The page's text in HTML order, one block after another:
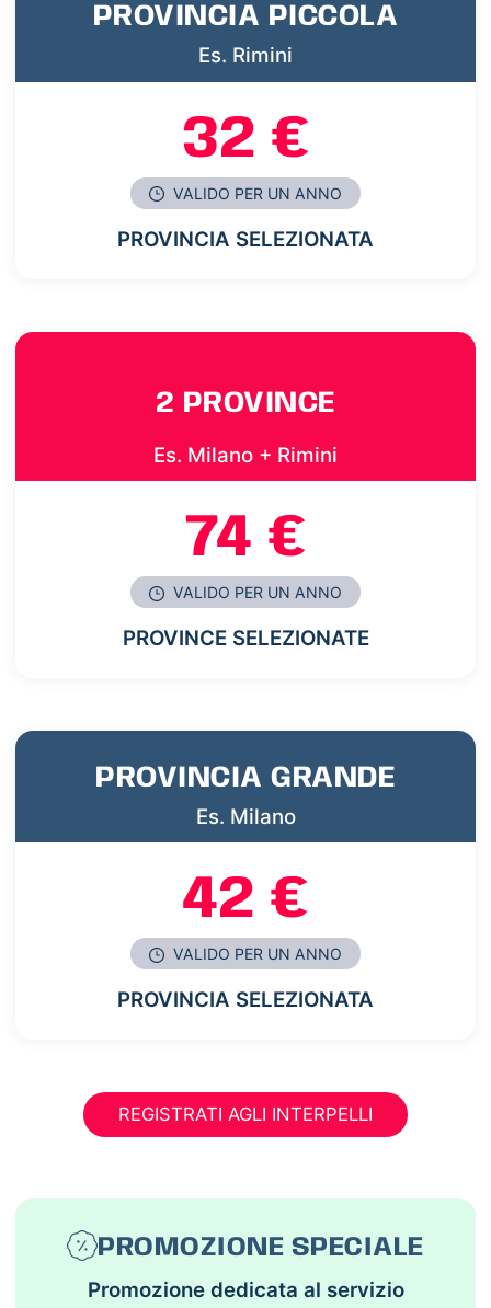
PROVINCIA PICCOLA
Es. Rimini
32 €
VALIDO PER UN ANNO
PROVINCIA SELEZIONATA
2 PROVINCE
Es. Milano + Rimini
74 €
VALIDO PER UN ANNO
PROVINCE SELEZIONATE
PROVINCIA GRANDE
Es. Milano
42 €
VALIDO PER UN ANNO
PROVINCIA SELEZIONATA
REGISTRATI AGLI INTERPELLI
PROMOZIONE SPECIALE
Promozione dedicata al servizio